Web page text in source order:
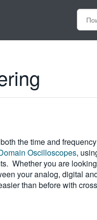
the time and
Oscilloscopes,
Whether you are
your analog, digital
than before with